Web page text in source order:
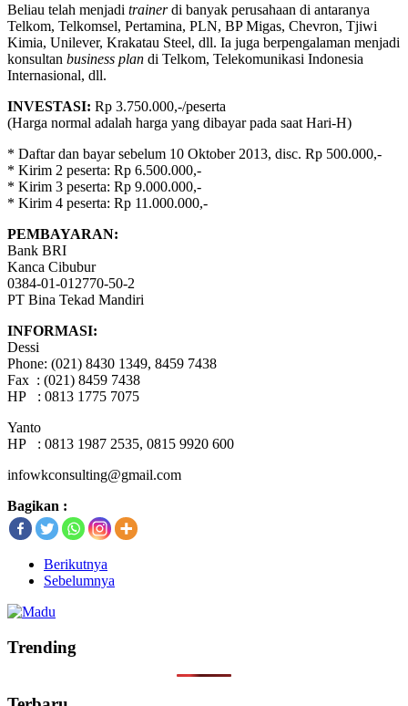
Beliau telah menjadi trainerdi banyak perusahaan di antaranya
Telkom, Telkomsel, Pertamina, PLN, BP Migas, Chevron, Tjiwi
Kimia, Unilever, Krakatau Steel, dll. Ia juga berpengalaman menjadi
konsultan business plan di Telkom, Telekomunikasi Indonesia
Internasional, dll.
INVESTASI: Rp 3.750.000,-/peserta
(Harga normal adalah harga yang dibayar pada saat Hari-H)
* Daftar dan bayar sebelum 10 Oktober 2013, disc. Rp 500.000,-
* Kirim 2 peserta: Rp 6.500.000,-
* Kirim 3 peserta: Rp 9.000.000,-
* Kirim 4 peserta: Rp 11.000.000,-
PEMBAYARAN:
Bank BRI
Kanca Cibubur
0384-01-012770-50-2
PT Bina Tekad Mandiri
INFORMASI:
Dessi
Phone: (021) 8430 1349, 8459 7438
Fax : (021) 8459 7438
HP : 0813 1775 7075
Yanto
HP : 0813 1987 2535, 0815 9920 600
infowkconsulting@gmail.com
Bagikan :
Berikutnya
Sebelumnya
Trending